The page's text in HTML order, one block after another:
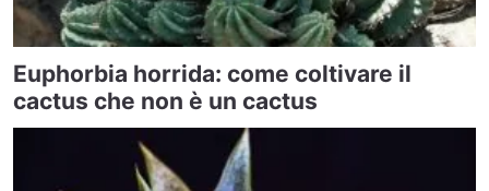
Euphorbia horrida: come coltivare il
cactus che non è un cactus